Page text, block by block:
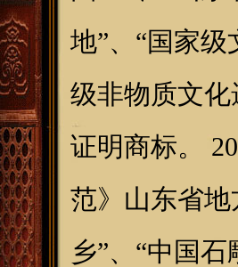
地”、“国家
级非物质文化
证明商标。
范》山东省
乡”、“中国石